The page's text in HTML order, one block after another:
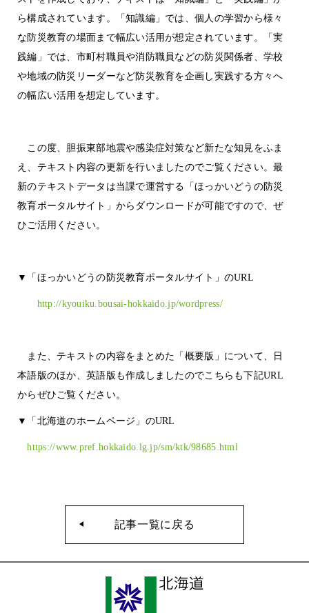
ら構成されています。「知識編」では、個人の学習から様々
な防災教育の場面まで幅広い活用が想定されています。「実
践編」では、市町村職員や消防職員などの防災関係者、学校
や地域の防災リーダーなど防災教育を企画し実践する方々へ
の幅広い活用を想定しています。
この度、胆振東部地震や感染症対策など新たな知見をふま
え、テキスト内容の更新を行いましたのでご覧ください。最
新のテキストデータは当課で運営する「ほっかいどうの防災
教育ポータルサイト」からダウンロードが可能ですので、ぜ
ひご活用ください。
▼「ほっかいどうの防災教育ポータルサイト」のURL
http://kyouiku.bousai-hokkaido.jp/wordpress/
また、テキストの内容をまとめた「概要版」について、日
本語版のほか、英語版も作成しましたのでこちらも下記URL
からぜひご覧ください。
▼「北海道のホームページ」のURL
https://www.pref.hokkaido.lg.jp/sm/ktk/98685.html
記事一覧に戻る